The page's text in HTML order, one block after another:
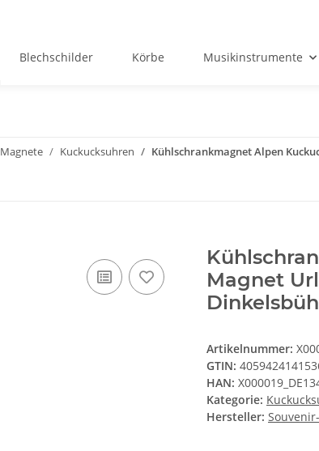
Blechschilder Körbe Musikinstrumente
Magnete Kuckucksuhren Kühlschrankmagnet Alpen
Magnet
Artikelnummer:
GTIN:
HAN:
Kategorie:
Hersteller: